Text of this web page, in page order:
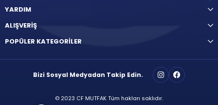
YARDIM
ALIŞVERİŞ
POPÜLER KATEGORİLER
Bizi Sosyal Medyadan Takip Edin.
© 2023 CF MUTFAK Tüm hakları saklıdır.